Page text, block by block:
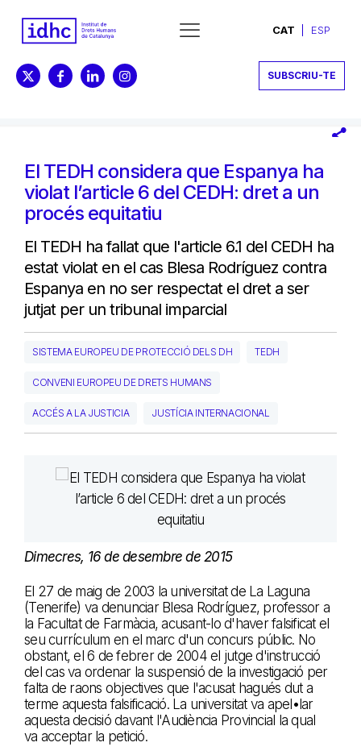
CAT ESP
SUBSCRIU-TE
El TEDH considera que Espanya ha
violat l’article 6 del CEDH: dret a un
procés equitatiu
El TEDH ha fallat que l'article 6.1 del CEDH ha
estat violat en el cas Blesa Rodríguez contra
Espanya en no ser respectat el dret a ser
jutjat per un tribunal imparcial
SISTEMA EUROPEU DE PROTECCIÓ DELS DH TEDH
CONVENI EUROPEU DE DRETS HUMANS
ACCÉS A LA JUSTICIA JUSTÍCIA INTERNACIONAL
Dimecres, 16 de desembre de 2015
El 27 de maig de 2003 la universitat de La Laguna
(Tenerife) va denunciar Blesa Rodríguez, professor a
la Facultat de Farmàcia, acusant-lo d'haver falsificat el
seu currículum en el marc d'un concurs públic. No
obstant, el 6 de febrer de 2004 el jutge d'instrucció
del cas va ordenar la suspensió de la investigació per
falta de raons objectives que l'acusat hagués dut a
terme aquesta falsificació. La universitat va apel•lar
aquesta decisió davant l'Audiència Provincial la qual
va acceptar la petició.